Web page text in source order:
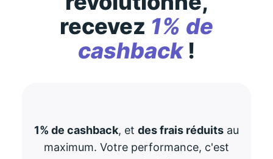
recevez 1% de
cashback!
1% de cashback, et des frais réduits au
maximum. Votre performance, c'est